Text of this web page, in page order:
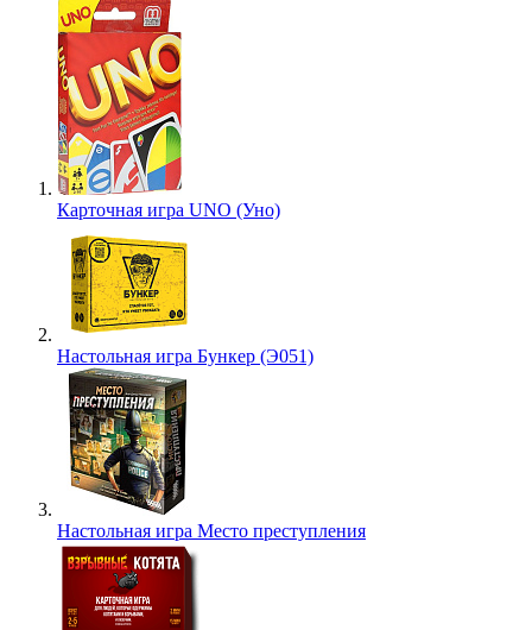
Карточная игра UNO (Уно)
Настольная игра Бункер (Э051)
Настольная игра Место преступления